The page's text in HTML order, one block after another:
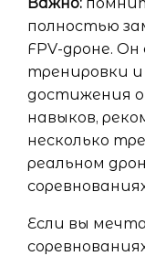
полностью
FPV-дроне.
тренировки
достижения
навыков,
несколько
реальном
Если вы